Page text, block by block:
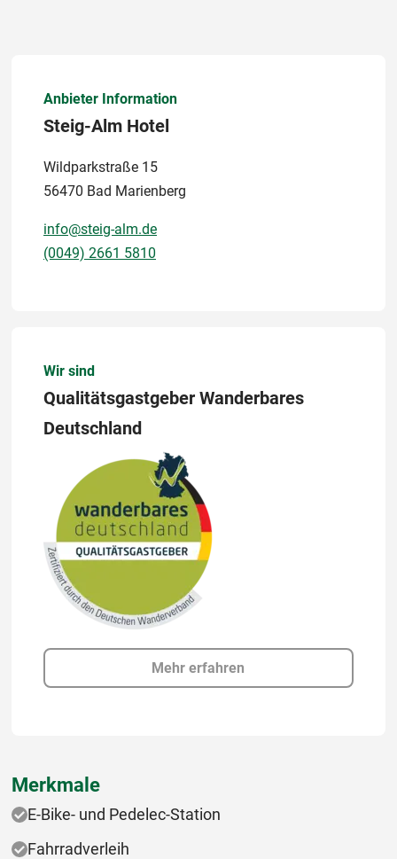
Anbieter Information
Steig-Alm Hotel
Wildparkstraße 15
56470 Bad Marienberg
info@steig-alm.de
(0049) 2661 5810
Wir sind
Qualitätsgastgeber Wanderbares
Deutschland
Mehr erfahren
Merkmale
E-Bike- und Pedelec-Station
Fahrradverleih